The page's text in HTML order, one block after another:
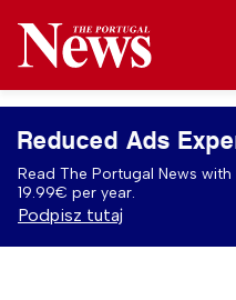
Reduced Ads
Read The Portugal News
19.99€ per year.
Podpisz tutaj